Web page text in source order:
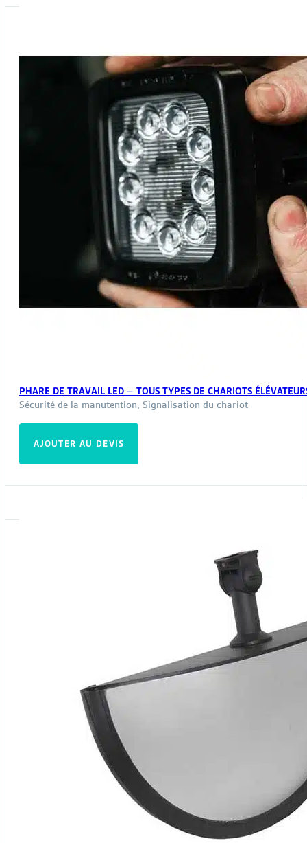
PHARE DE TRAVAIL LED – TOUS TYPES DE CHARIOTS
Sécurité de la manutention, Signalisation du chariot
AJOUTER AU DEVIS